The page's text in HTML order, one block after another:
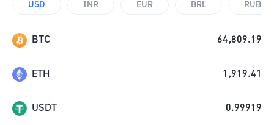
USD INR EUR BRL RUB
BTC 64,809.19
ETH 1,919.41
USDT 0.99919